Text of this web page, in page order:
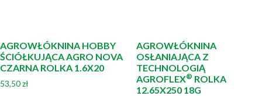
AGROWŁÓKNINA HOBBY
ŚCIÓŁKUJĄCA AGRO NOVA
CZARNA ROLKA 1.6X20
53,50zł
AGROWŁÓKNINA
OSŁANIAJĄCA Z
TECHNOLOGIĄ
AGROFLEX® ROLKA
12.65X250 18G